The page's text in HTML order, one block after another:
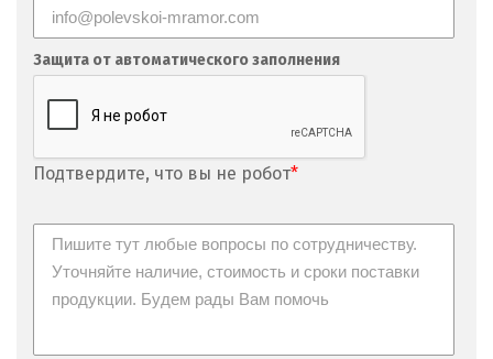
Нижний Новгород
Новгород
Новокоалиновый
Новокузнецк
Новороссийск
Защита от автоматического заполнения
Подтвердите, что вы не робот*